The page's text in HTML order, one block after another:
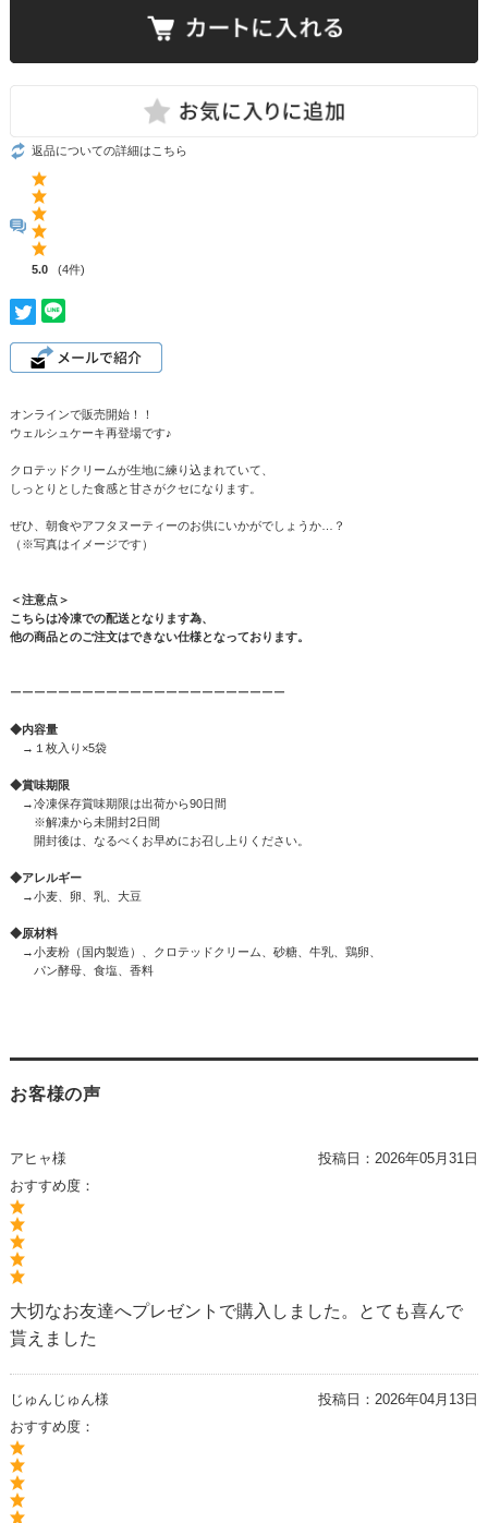
返品についての詳細はこちら
5.0 (4件)
オンラインで販売開始！！
ウェルシュケーキ再登場です♪
クロテッドクリームが生地に練り込まれていて、
しっとりとした食感と甘さがクセになります。
ぜひ、朝食やアフタヌーティーのお供にいかがでしょうか…？
（※写真はイメージです）
＜注意点＞
こちらは冷凍での配送となります為、
他の商品とのご注文はできない仕様となっております。
ーーーーーーーーーーーーーーーーーーーーーーー
◆内容量
→１枚入り×5袋
◆賞味期限
→冷凍保存賞味期限は出荷から90日間
※解凍から未開封2日間
開封後は、なるべくお早めにお召し上りください。
◆アレルギー
→小麦、卵、乳、大豆
◆原材料
→小麦粉（国内製造）、クロテッドクリーム、砂糖、牛乳、鶏卵、
パン酵母、食塩、香料
お客様の声
アヒャ様 投稿日： 2026年05月31日
おすすめ度：
大切なお友達へプレゼントで購入しました。とても喜んで
貰えました
じゅんじゅん様 投稿日： 2026年04月13日
おすすめ度：